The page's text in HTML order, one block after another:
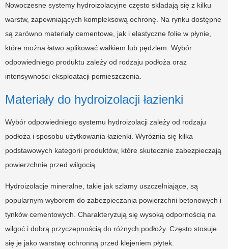
Nowoczesne systemy hydroizolacyjne często składają się z kilku
warstw, zapewniających kompleksową ochronę. Na rynku dostępne
są zarówno materiały cementowe, jak i elastyczne folie w płynie,
które można łatwo aplikować wałkiem lub pędzlem. Wybór
odpowiedniego produktu zależy od rodzaju podłoża oraz
intensywności eksploatacji pomieszczenia.
Materiały do hydroizolacji łazienki
Wybór odpowiedniego systemu hydroizolacji zależy od rodzaju
podłoża i sposobu użytkowania łazienki. Wyróżnia się kilka
podstawowych kategorii produktów, które skutecznie zabezpieczają
powierzchnie przed wilgocią.
Hydroizolacje mineralne, takie jak szlamy uszczelniające, są
popularnym wyborem do zabezpieczania powierzchni betonowych i
tynków cementowych. Charakteryzują się wysoką odpornością na
wilgoć i dobrą przyczepnością do różnych podłoży. Często stosuje
się je jako warstwę ochronną przed klejeniem płytek.